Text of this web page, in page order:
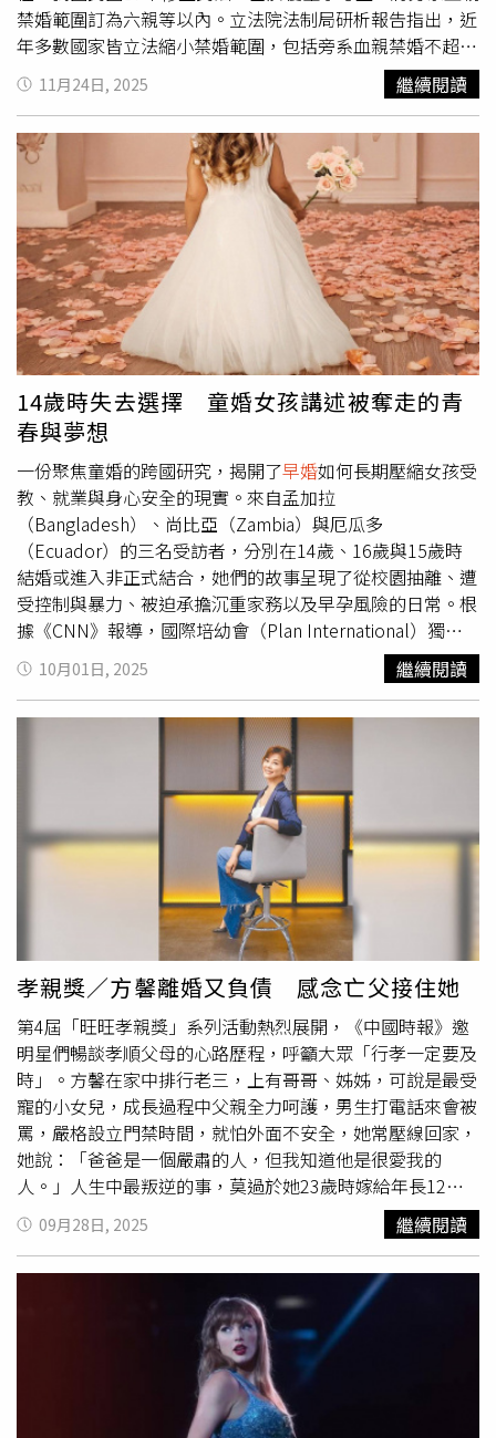
禁婚範圍訂為六親等以內。立法院法制局研析報告指出，近
年多數國家皆立法縮小禁婚範圍，包括旁系血親禁婚不超出
三親等，因此研議修正民法限縮禁婚親等，以符社會現況。
報告指出，現代社會家庭結構變遷，親戚關係日漸疏遠，年
輕世代鮮少與親戚往來，可能在不知情的情況下誤觸近親禁
婚規定，導致婚姻無效。隨著醫療科技進步，只要在孕期確
實進行產檢，就可大幅降低產下罕病兒機率。茂盛醫院院長
李茂盛表示，立法院擬修法，將近親結婚限制從六等親放寬
至四等親，是「萬萬不可」，除了有倫理問題，過去也發
現，表兄妹間通婚生子，會出現很多畸形兒、先天疾病，對
台灣社會不好，更會浪費健保資源。李茂盛說，雖然現今有
基因檢測，但也不是100％精準，萬一寶寶生下來有先天疾
病，整個家庭也受影響，每個人都得不到幸福，「優生學有
其必要」。針對放寬是否有助減緩少子化？李茂盛認為，
「一點幫助都沒有」，少子化的問題並不在近親通婚，而是
政府應加強托育政策、補助計畫，鼓勵年輕人早婚等等。立
法應該長遠、周全，而非變來變去，否則只會對台灣社會造
成更多紛亂。
11月24日, 2025 繼續閱讀
14歲時失去選擇 童婚女孩講述被奪走的青
春與夢想
一份聚焦童婚的跨國研究，揭開了早婚如何長期壓縮女孩受
教、就業與身心安全的現實。來自孟加拉
（Bangladesh）、尚比亞（Zambia）與厄瓜多
（Ecuador）的三名受訪者，分別在14歲、16歲與15歲時
結婚或進入非正式結合，她們的故事呈現了從校園抽離、遭
受控制與暴力、被迫承擔沉重家務以及早孕風險的日常。根
據《CNN》報導，國際培幼會（Plan International）獨家
分享的《2025年世界女孩現況報告》（The 2025 State of
the World's Girls report），整理了超過250個18歲前結婚
或同居的案例，涵蓋拉丁美洲（Latin America）、中東
（the Middle East）、非洲（Africa）與亞洲（Asia）15個
童婚率高的國家。研究顯示，雖然多數國家已有最低結婚年
齡與相關法律，但非正式婚姻或同居往往被社群視為等同婚
姻，卻不受法律監管，使女孩處於保護之外，更難為自己發
聲。在孟加拉都市貧民區長大的瑞哈娜（Rehana，化名）
14歲出嫁，婚後不僅被婆家限制就學與社交，還被要求長期
穿罩袍（burqa），更遭丈夫身心虐待。她的家庭原以為婚
姻能帶來教育資助與生活保障，但承諾很快落空。結婚將滿
一周年時，母親決定替她送出離婚文件，母女為躲避流言一
度不敢出門。離婚後，瑞哈娜重返學校，並創辦小型飾品生
意，母親稱這是「拯救生命的決定」。尚比亞的黛安娜
（Diana）在16歲時與20歲的雅各（Jacob）交往並懷孕，
之後搬去同居而被迫輟學。她形容同居後「一切都變了」，
因為自己的伴侶失業、酗酒且施暴，她不僅離開學校與朋
友，還要獨力承擔所有家務。懷孕6個月時，她徒步8公里返
家，雖然父母最初震怒，但最終仍接納並支持她復學；伴侶
則自此消失。她原本想成為工程師，如今只能無奈地說「會
接受任何能找到的工作」。在厄瓜多，珍（Jen）13歲結識
20歲的嚴（Yan），兩年後選擇同居。她回憶，對方雖然溫
和，但從15歲起，她便獨攬掃地、洗衣、備餐等家務，還需
與公公同住。她坦言，當時「還是個孩子」，同居的決定過
於倉促。17歲意外懷孕後，她搬回母親身邊，完成學業並計
劃明年升讀大學。報告指出，童婚與同居的成因並不單一。
除了家庭與文化壓力，還涉及經濟困境、缺乏選項，甚至有
女孩為避免被迫嫁給年長男子，而選擇與同齡男友私奔。受
訪者中，25%表示對婚姻決定沒有發言權，35%因婚姻而輟
學；在提供伴侶年齡的案例中，45%嫁給大她們5歲以上的
10月01日, 2025 繼續閱讀
孝親獎／方馨離婚又負債 感念亡父接住她
第4屆「旺旺孝親獎」系列活動熱烈展開，《中國時報》邀
明星們暢談孝順父母的心路歷程，呼籲大眾「行孝一定要及
時」。方馨在家中排行老三，上有哥哥、姊姊，可說是最受
寵的小女兒，成長過程中父親全力呵護，男生打電話來會被
罵，嚴格設立門禁時間，就怕外面不安全，她常壓線回家，
她說：「爸爸是一個嚴肅的人，但我知道他是很愛我的
人。」人生中最叛逆的事，莫過於她23歲時嫁給年長12歲
的前夫，方馨回想，當年父親苦口婆心勸阻，卻因自己的堅
持而出嫁，最終證明父親的擔憂並非多餘，前夫倒債走人，
她一肩扛下約3000萬債務。她眼眶泛紅表示，當婚姻受挫
時，父親沒有怪罪，反而自責是否對孩子管教太嚴，才讓她
，當時對她說：「妳就回來家裡，不缺妳一雙筷子。」
讓她感受到滿滿的父愛包容，心情百感交集。方馨（後排
右）感謝家人是最堅強的後盾，母親（前排左起）、父親、
哥，以及姊（後排左）給她滿滿的愛。（圖／方馨提供）被
債務壓著生活，方馨努力拍戲還錢，父親在2018年逝世，
09月28日, 2025 繼續閱讀